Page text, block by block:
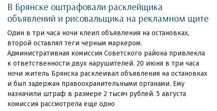
В Брянске оштрафовали расклейщика
объявлений и рисовальщика на рекламном щите
Один в три часа ночи клеил объявления на остановках,
второй оставлял теги черным маркером.
Административная комиссия Советского района привлекла
к ответственности двух нарушителей. 20 июня в три часа
ночи житель Брянска расклеивал объявления на остановках
и был задержан правоохранительными органами. Ему
назначили штраф в размере 2 тысяч рублей. 5 августа
комиссия рассмотрела еще одно